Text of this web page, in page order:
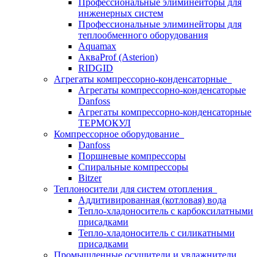
Профессиональные элиминейторы для
инженерных систем
Профессиональные элиминейторы для
теплообменного оборудования
Aquamax
АкваProf (Asterion)
RIDGID
Агрегаты компрессорно-конденсаторные
Агрегаты компрессорно-конденсаторые
Danfoss
Агрегаты компрессорно-конденсаторные
ТЕРМОКУЛ
Компрессорное оборудование
Danfoss
Поршневые компрессоры
Спиральные компрессоры
Bitzer
Теплоносители для систем отопления
Аддитивированная (котловая) вода
Тепло-хладоноситель с карбоксилатными
присадками
Тепло-хладоноситель с силикатными
присадками
Промышленные осушители и увлажнители